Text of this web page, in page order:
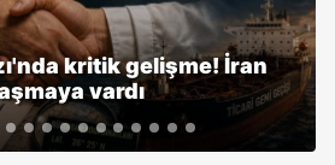
kritik gelişme! İran
vardı